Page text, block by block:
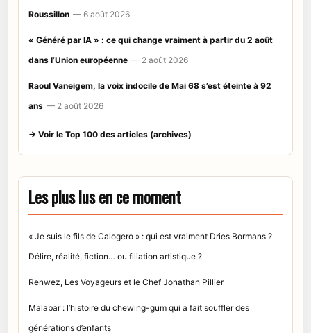
Roussillon — 6 août 2026
« Généré par IA » : ce qui change vraiment à partir du 2 août
dans l’Union européenne — 2 août 2026
Raoul Vaneigem, la voix indocile de Mai 68 s’est éteinte à 92
ans — 2 août 2026
→ Voir le Top 100 des articles (archives)
Les plus lus en ce moment
« Je suis le fils de Calogero » : qui est vraiment Dries Bormans ?
Délire, réalité, fiction… ou filiation artistique ?
Renwez, Les Voyageurs et le Chef Jonathan Pillier
Malabar : l’histoire du chewing-gum qui a fait souffler des
générations d’enfants